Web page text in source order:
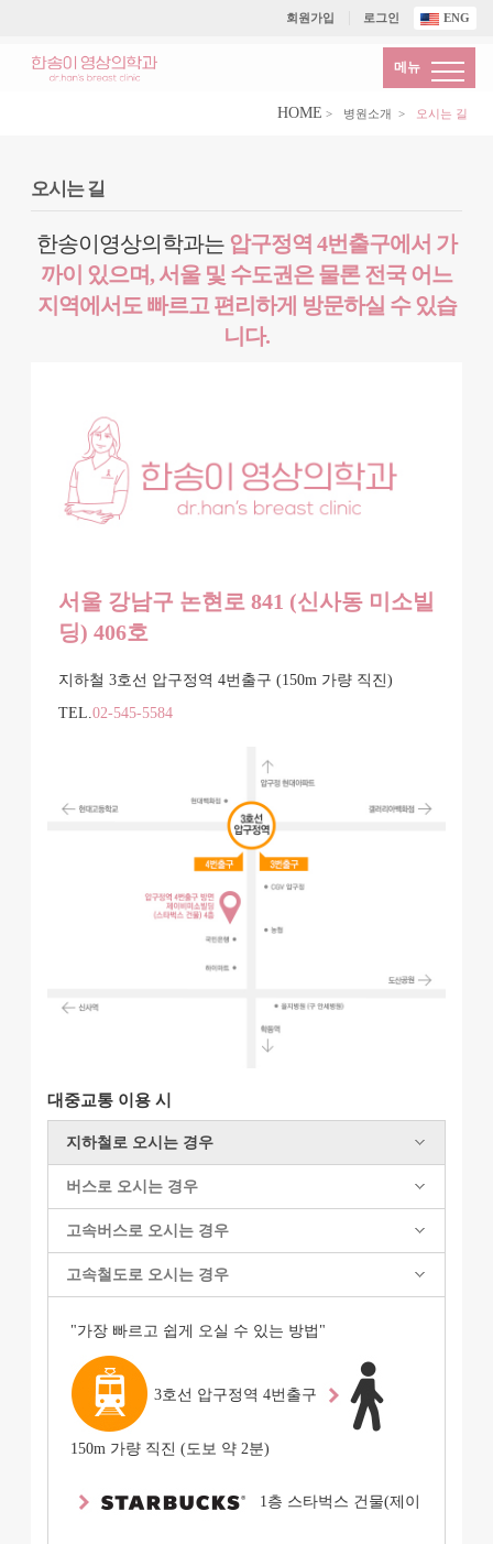
회원가입 로그인 ENG
메뉴
HOME > 병원소개 > 오시는 길
오시는 길
한송이영상의학과는 압구정역 4번출구에서 가
까이 있으며, 서울 및 수도권은 물론 전국 어느
지역에서도빠르고 편리하게 방문하실 수 있습
니다.
서울 강남구 논현로 841 (신사동 미소빌
딩) 406호
지하철 3호선 압구정역 4번출구 (150m 가량 직진)
TEL. 02-545-5584
대중교통 이용 시
지하철로 오시는 경우
버스로 오시는 경우
고속버스로 오시는 경우
고속철도로 오시는 경우
"가장 빠르고 쉽게 오실 수 있는 방법"
3호선 압구정역 4번출구
150m 가량 직진 (도보 약 2분)
1층 스타벅스 건물(제이